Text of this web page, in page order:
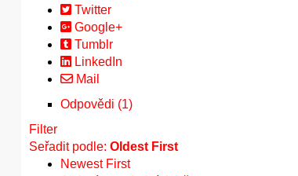
Twitter
Google+
Tumblr
LinkedIn
Mail
Odpovědi (1)
Filter
Seřadit podle: Oldest First
Newest First